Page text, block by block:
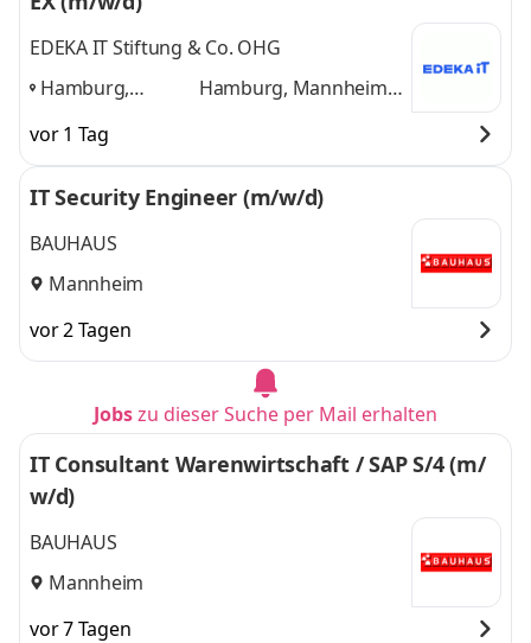
EDEKA IT Stiftung & Co. OHG
Hamburg,
Minden,
Würzburg,
Hamburg, Mannheim,
vor 1 Tag
IT Security Engineer (m/w/d)
BAUHAUS
Mannheim
vor 2 Tagen
Jobszu dieser Suche per Mail erhalten
IT Consultant Warenwirtschaft / SAP S/4 (m/
w/d)
BAUHAUS
Mannheim
vor 7 Tagen